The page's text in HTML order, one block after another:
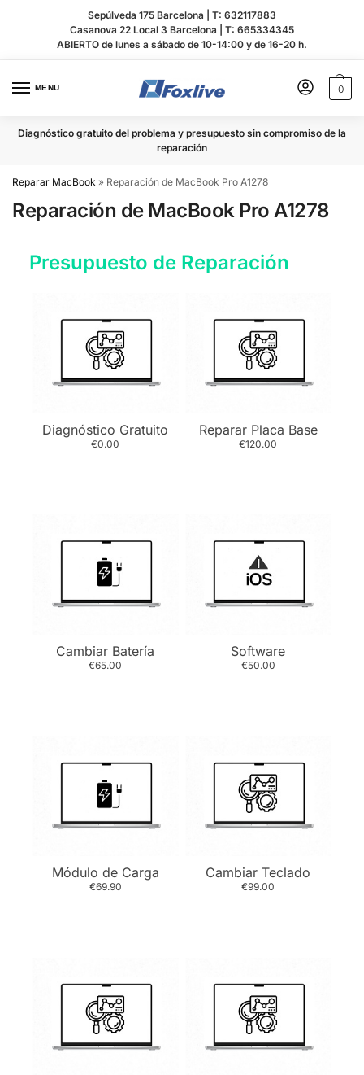
Sepúlveda 175 Barcelona | T: 632117883
Casanova 22 Local 3 Barcelona | T: 665334345
ABIERTO de lunes a sábado de 10-14:00 y de 16-20 h.
MENU 0
Diagnóstico gratuito del problema y presupuesto sin compromiso de la
reparación
Reparar MacBook » Reparación de MacBook Pro A1278
Reparación de MacBook Pro A1278
Presupuesto de Reparación
Diagnóstico Gratuito
€0.00
Reparar Placa Base
€120.00
Cambiar Batería
€65.00
Software
€50.00
Módulo de Carga
€69.90
Cambiar Teclado
€99.00